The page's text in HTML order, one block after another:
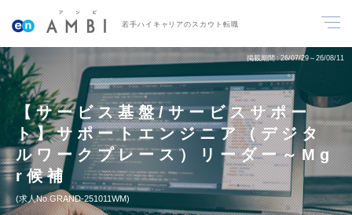
若手ハイキャリアのスカウト転職
掲載期間 26/07/29～26/08/11
【サービス基盤/サービスサポー
ト】サポートエンジニア（デジタ
ルワークプレース）リーダー～Mg
r候補
求人No.GRAND-251011WM